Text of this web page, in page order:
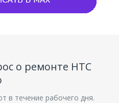
о ремонте HTC
в течение рабочего дня.